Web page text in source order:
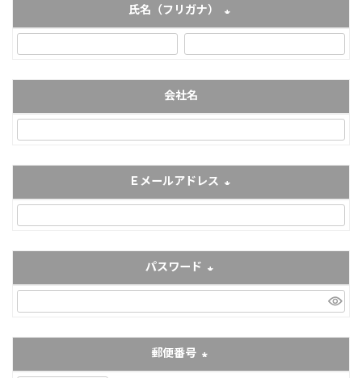
氏名（フリガナ）
(必須)
会社名
Ｅメールアドレス
(必須)
パスワード
(必須)
郵便番号